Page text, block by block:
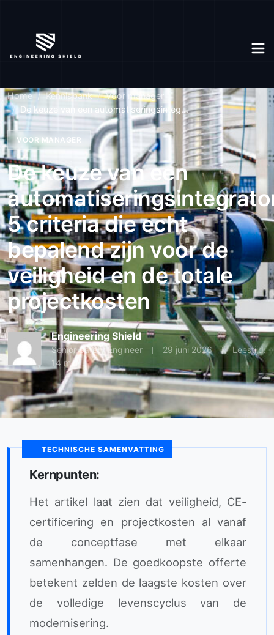
Home Kennisbank
Voor manager
De keuze van een automatiseringsinteg...
VOOR MANAGER
De keuze van een
5 criteria die echt
bepalend zijn voor de
veiligheid en de totale
projectkosten
Engineering Shield
Senior Safety Engineer 29 juni 2026
Leestijd:
14 min
TECHNISCHE SAMENVATTING
Kernpunten:
Het artikel laat zien dat veiligheid, CE-
certificering en projectkosten al vanaf
de conceptfase met elkaar
samenhangen. De goedkoopste offerte
betekent zelden de laagste kosten over
de volledige levenscyclus van de
modernisering.